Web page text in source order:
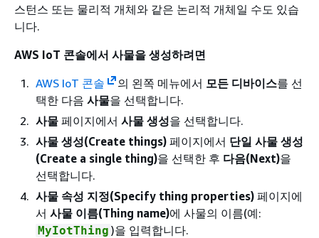
스턴스 또는 물리적 개체와 같은 논리적 개체일 수도 있습
니다.
AWS IoT 콘솔에서 사물을 생성하려면
AWS IoT 콘솔
의 왼쪽 메뉴에서 모든 디바이스를 선
택한 다음 사물을 선택합니다.
사물 페이지에서 사물 생성을 선택합니다.
사물 생성(Create things) 페이지에서 단일 사물 생성
(Create a single thing)을 선택한 후 다음(Next)을
선택합니다.
사물 속성 지정(Specify thing properties) 페이지에
서 사물 이름(Thing name)에 사물의 이름(예:
MyIotThing )을 입력합니다.